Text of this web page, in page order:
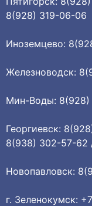
8(928) 319-06-06
Иноземцево:
Железноводск:
Мин-Воды: 8(928)
Георгиевск:
8(938) 302-57-62
Новопавловск:
г. Зеленокумск: